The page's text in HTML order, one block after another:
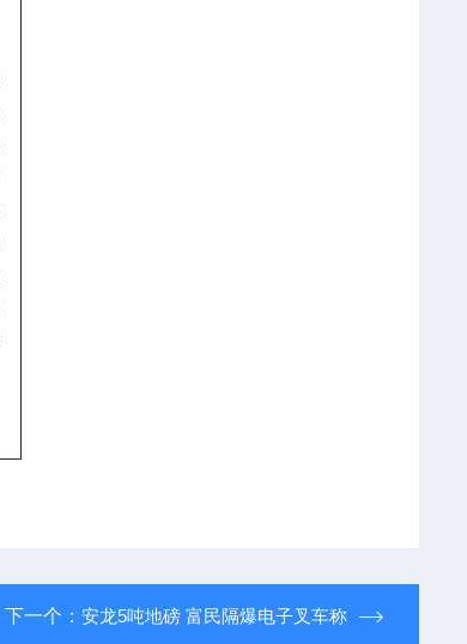
下一个： 安龙5吨地磅 富民隔爆电子叉车称